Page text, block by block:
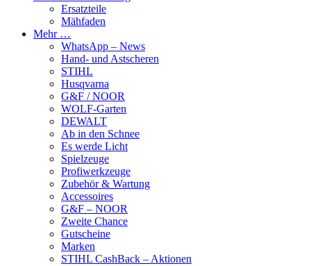
Ersatzteile
Mähfaden
Mehr …
WhatsApp – News
Hand- und Astscheren
STIHL
Husqvarna
G&F / NOOR
WOLF-Garten
DEWALT
Ab in den Schnee
Es werde Licht
Spielzeuge
Profiwerkzeuge
Zubehör & Wartung
Accessoires
G&F – NOOR
Zweite Chance
Gutscheine
Marken
STIHL CashBack – Aktionen